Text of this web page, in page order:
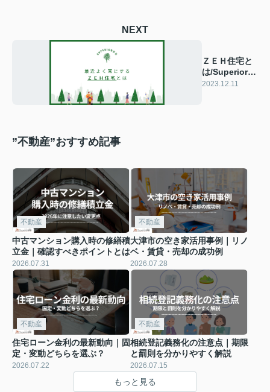
NEXT
ＺＥＨ住宅と
は/Superior夢
暮(スペリオル
2023.12.11
”不動産”おすすめ記事
不動産
中古マンション購入時の修繕積
立金｜確認すべきポイントとは
2026.07.31
不動産
大津市の空き家活用事例｜リノ
ベ・賃貸・売却の成功例
2026.07.28
不動産
住宅ローン金利の最新動向｜固
定・変動どちらを選ぶ？
2026.07.22
不動産
相続登記義務化の注意点｜期限
と罰則を分かりやすく解説
2026.07.15
もっと見る